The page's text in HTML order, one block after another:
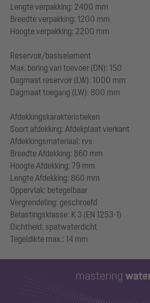
Lengte verpakking: 2400 mm
Breedte verpakking: 1200 mm
Hoogte verpakking: 2200 mm
Reservoir/basiselement
Max. boring van toevoer (DN): 150
Dagmaat reservoir (LW): 1000 mm
Dagmaat toegang (LW): 800 mm
Afdekkingskarakteristieken
Soort afdekking: Afdekplaat vierkant
Afdekkingsmateriaal: rvs
Breedte Afdekking: 860 mm
Hoogte Afdekking: 79 mm
Lengte Afdekking: 860 mm
Oppervlak: betegelbaar
Vergrendeling: geschroefd
Belastingsklasse: K 3 (EN 1253-1)
Dichtheid: spatwaterdicht